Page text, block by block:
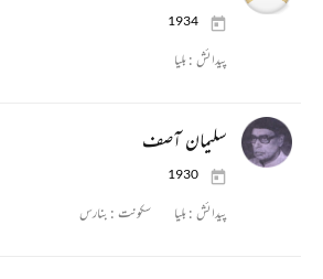
1934
پیدائش : بلیا
سلیمان آصف
1930
پیدائش : بلیا سکونت : بنارس